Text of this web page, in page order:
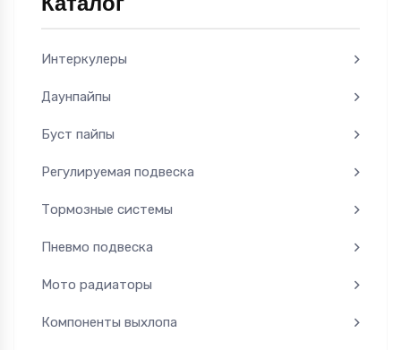
Интеркулеры
Даунпайпы
Буст пайпы
Регулируемая подвеска
Тормозные системы
Пневмо подвеска
Мото радиаторы
Компоненты выхлопа